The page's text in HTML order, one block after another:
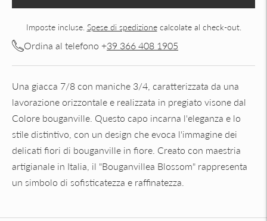
Imposte incluse. Spese di spedizionecalcolate al check-out.
Ordina al telefono +39 366 408 1905
Una giacca 7/8 con maniche 3/4, caratterizzata da una
lavorazione orizzontale e realizzata in pregiato visone dal
Colore bouganville. Questo capo incarna l'eleganza e lo
stile distintivo, con un design che evoca l'immagine dei
delicati fiori di bouganville in fiore. Creato con maestria
artigianale in Italia, il "Bouganvillea Blossom" rappresenta
un simbolo di sofisticatezza e raffinatezza.
un